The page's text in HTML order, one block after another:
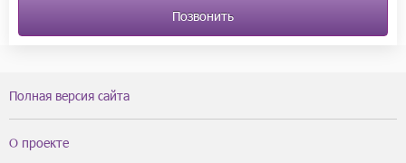
Позвонить
Полная версия сайта
О проекте